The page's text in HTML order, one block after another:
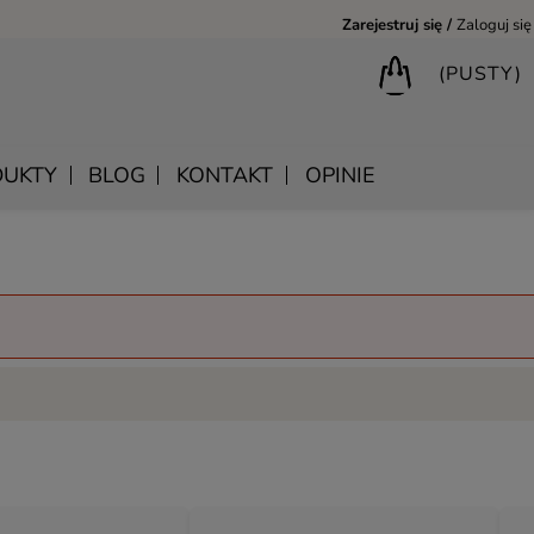
Zarejestruj się Zaloguj się
(PUSTY)
BIBLIOTECZKI DREWNIANE
SKRZYNIE DREWNIANE
MANDALA – INDYJSKIE MEBLE RZEŹBIONE
BLOG KONTAKT OPINIE